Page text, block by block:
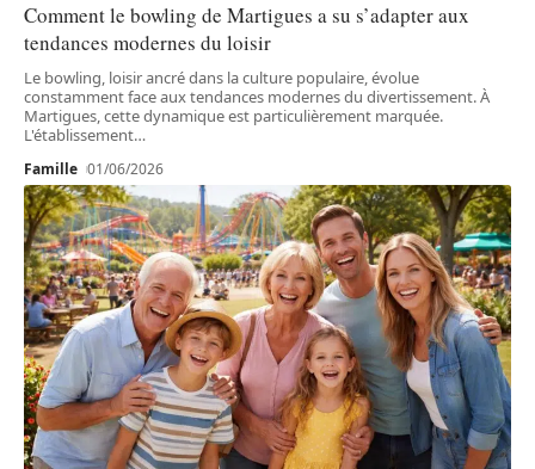
Comment le bowling de Martigues a su s’adapter aux
tendances modernes du loisir
Le bowling, loisir ancré dans la culture populaire, évolue
constamment face aux tendances modernes du divertissement. À
Martigues, cette dynamique est particulièrement marquée.
L'établissement…
Famille 01/06/2026